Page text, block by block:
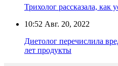
Трихолог рассказала, как
10:52 Авг. 20, 2022
Диетолог перечислила
лет продукты